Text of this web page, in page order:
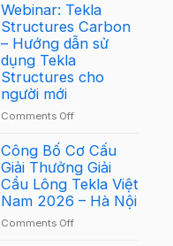
Webinar: Tekla
Structures Carbon
– Hướng dẫn sử
dụng Tekla
Structures cho
người mới
Comments Offon
Tekla
Structures
Carbon
–
Công Bố Cơ Cấu
Giải Thưởng Giải
Cầu Lông Tekla Việt
Nam 2026 – Hà Nội
Comments Offon